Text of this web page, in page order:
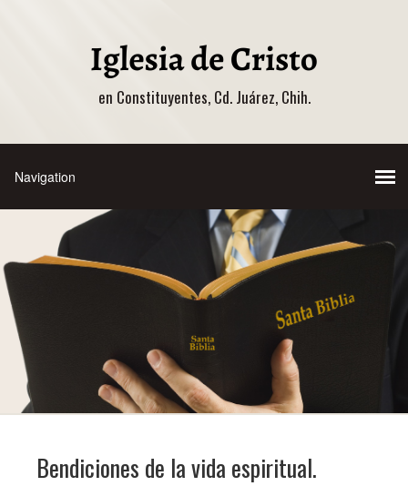
en Constituyentes, Cd. Juárez, Chih.
Bendiciones de la vida espiritual.